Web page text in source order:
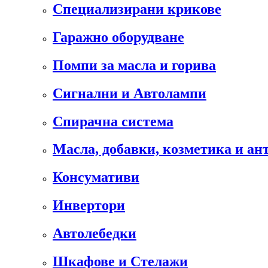
Специализирани крикове
Гаражно оборудване
Помпи за масла и горива
Сигнални и Автолампи
Спирачна система
Масла, добавки, козметика и
Консумативи
Инвертори
Автолебедки
Шкафове и Стелажи